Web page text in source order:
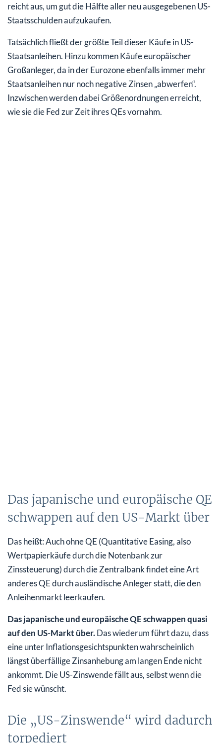
reicht aus, um gut die Hälfte aller neu ausgegebenen US-
Staatsschulden aufzukaufen.
Tatsächlich fließt der größte Teil dieser Käufe in US-
Staatsanleihen. Hinzu kommen Käufe europäischer
Großanleger, da in der Eurozone ebenfalls immer mehr
Staatsanleihen nur noch negative Zinsen „abwerfen“.
Inzwischen werden dabei Größenordnungen erreicht,
wie sie die Fed zur Zeit ihres QEs vornahm.
Das japanische und europäische QE
schwappen auf den US-Markt über
Das heißt: Auch ohne QE (Quantitative Easing, also
Wertpapierkäufe durch die Notenbank zur
Zinssteuerung) durch die Zentralbank findet eine Art
anderes QE durch ausländische Anleger statt, die den
Anleihenmarkt leerkaufen.
Das japanische und europäische QE schwappen quasi
auf den US-Markt über.Das wiederum führt dazu, dass
eine unter Inflationsgesichtspunkten wahrscheinlich
längst überfällige Zinsanhebung am langen Ende nicht
ankommt. Die US-Zinswende fällt aus, selbst wenn die
Fed sie wünscht.
Die „US-Zinswende“ wird dadurch
torpediert